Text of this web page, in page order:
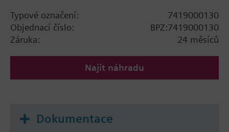
Typové označení:
7419000130
Objednací číslo:
BPZ:7419000130
Záruka:
24 měsíců
Najít náhradu
Dokumentace